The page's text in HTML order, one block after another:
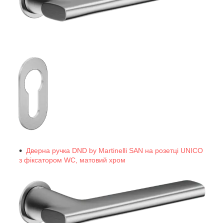
Дверна ручка DND by Martinelli SAN на розетці UNICO
з фіксатором WC, матовий хром